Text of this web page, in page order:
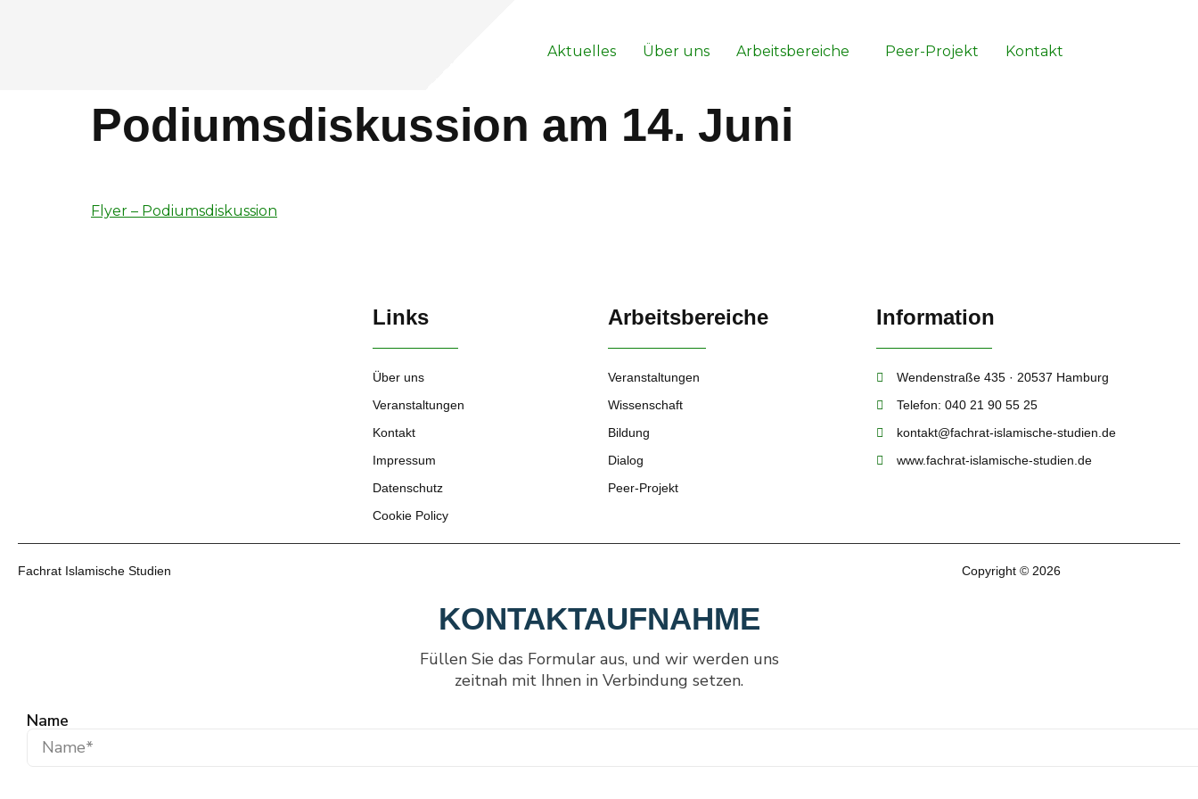
Aktuelles Über uns Arbeitsbereiche Peer-Projekt Kontakt
Podiumsdiskussion am 14. Juni
Flyer – Podiumsdiskussion
Links
Über uns
Veranstaltungen
Kontakt
Impressum
Datenschutz
Cookie Policy
Arbeitsbereiche
Veranstaltungen
Wissenschaft
Bildung
Dialog
Peer-Projekt
Information
Wendenstraße 435 · 20537 Hamburg
Telefon: 040 21 90 55 25
kontakt@fachrat-islamische-studien.de
www.fachrat-islamische-studien.de
Fachrat Islamische Studien Copyright © 2026
KONTAKTAUFNAHME
Füllen Sie das Formular aus, und wir werden uns
zeitnah mit Ihnen in Verbindung setzen.
Name